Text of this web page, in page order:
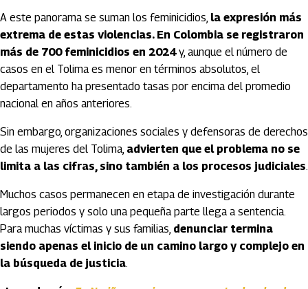
A este panorama se suman los feminicidios, la expresión más
extrema de estas violencias. En Colombia se registraron
más de 700 feminicidios en 2024y, aunque el número de
casos en el Tolima es menor en términos absolutos, el
departamento ha presentado tasas por encima del promedio
nacional en años anteriores.
Sin embargo, organizaciones sociales y defensoras de derechos
de las mujeres del Tolima, advierten que el problema no se
limita a las cifras, sino también a los procesos judiciales.
Muchos casos permanecen en etapa de investigación durante
largos periodos y solo una pequeña parte llega a sentencia.
Para muchas víctimas y sus familias, denunciar termina
siendo apenas el inicio de un camino largo y complejo en
la búsqueda de justicia.